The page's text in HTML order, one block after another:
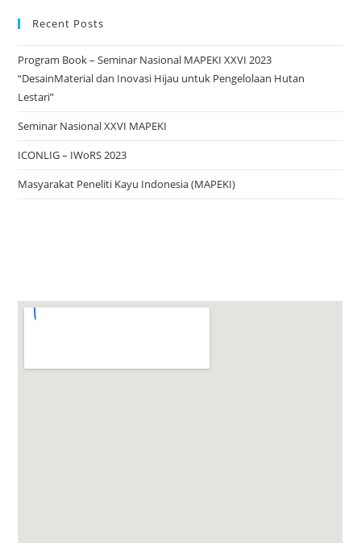
Recent Posts
Program Book – Seminar Nasional MAPEKI XXVI 2023
“DesainMaterial dan Inovasi Hijau untuk Pengelolaan Hutan
Lestari”
Seminar Nasional XXVI MAPEKI
ICONLIG – IWoRS 2023
Masyarakat Peneliti Kayu Indonesia (MAPEKI)